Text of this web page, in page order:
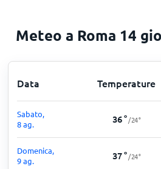
Meteo a Roma 14
Data Temperature
Sabato,
8 ag.
36° /24°
Domenica,
9 ag.
37° /24°